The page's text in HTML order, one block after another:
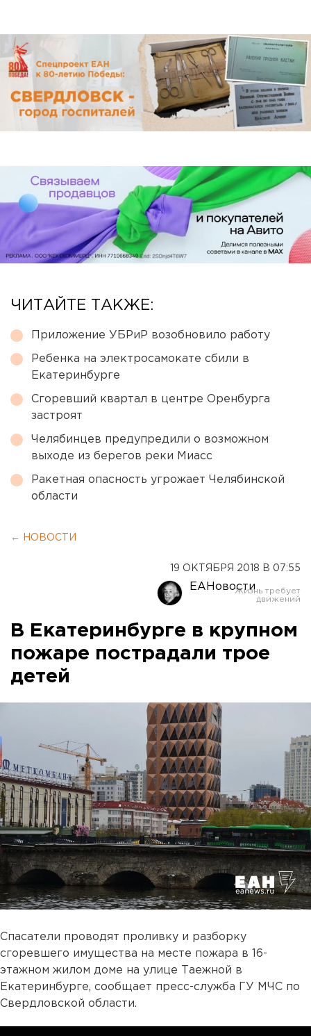
ЧИТАЙТЕ ТАКЖЕ:
Приложение УБРиР возобновило работу
Ребенка на электросамокате сбили в
Екатеринбурге
Сгоревший квартал в центре Оренбурга
застроят
Челябинцев предупредили о возможном
выходе из берегов реки Миасс
Ракетная опасность угрожает Челябинской
области
← НОВОСТИ
19 ОКТЯБРЯ 2018 В 07:55
ЕАНовости
В Екатеринбурге в крупном
пожаре пострадали трое
детей
Спасатели проводят проливку и разборку
сгоревшего имущества на месте пожара в 16-
этажном жилом доме на улице Таежной в
Екатеринбурге, сообщает пресс-служба ГУ МЧС по
Свердловской области.